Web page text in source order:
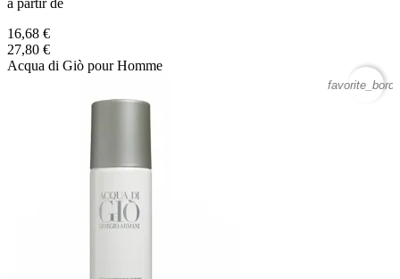
16,68 €
27,80 €
Acqua di Giò pour Homme